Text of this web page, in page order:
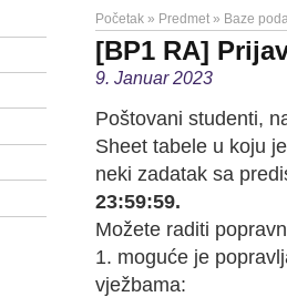
Početak » Predmet » Baze
[BP1 RA]
9. Januar 2023
Poštovani studenti,
Sheet tabele u koju
neki zadatak sa
23:59:59.
Možete raditi
1. moguće je
vježbama: